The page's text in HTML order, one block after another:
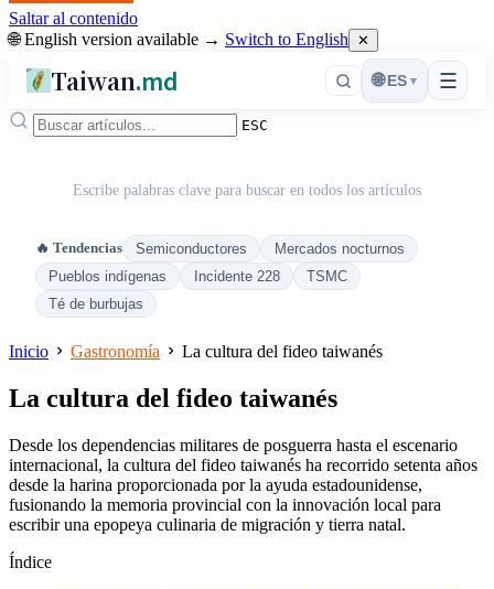
Saltar al contenido
🌐 English version available → Switch to English ✕
Taiwan.md ☰
🌐 ES ▾
ESC
Escribe palabras clave para buscar en todos los artículos
🔥 Tendencias Semiconductores
Mercados nocturnos
Pueblos indígenas
Incidente 228
TSMC
Té de burbujas
Inicio Gastronomía La cultura del fideo taiwanés
La cultura del fideo taiwanés
Desde los dependencias militares de posguerra hasta el escenario
internacional, la cultura del fideo taiwanés ha recorrido setenta años
desde la harina proporcionada por la ayuda estadounidense,
fusionando la memoria provincial con la innovación local para
escribir una epopeya culinaria de migración y tierra natal.
Índice